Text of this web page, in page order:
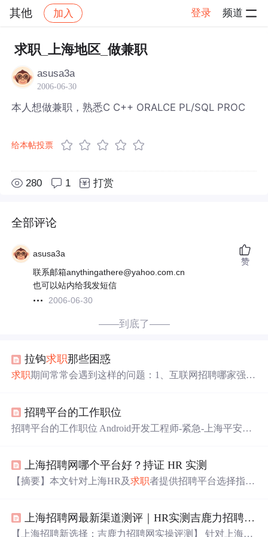
其他 加入 登录 频道
社区 其他 帖子详情
求职_上海地区_做兼职
asusa3a
2006-06-30
本人想做兼职，熟悉C C++ ORALCE PL/SQL PROC
给本帖投票
280 1 打赏
全部评论
asusa3a
联系邮箱anythingathere@yahoo.com.cn
也可以站内给我发短信
2006-06-30
赞
——到底了——
拉钩求职那些困惑
求职期间常常会遇到这样的问题：1、互联网招聘哪家强？
作靠谱不？ 5、和智联、51job、大街网相比，拉勾招聘怎
么样？
招聘平台的工作职位
招聘平台的工作职位 Android开发工程师-紧急-上海平安付
月薪8k-12k、享公寓宿舍、年底双薪、周末双休_上海盛阳
投资咨询有限公司人才招聘信息】 - 智联招聘【商务顾问
6k
上海招聘网哪个平台好？持证 HR 实测
【摘要】本文针对上海HR及求职者提供招聘平台选择指
高，BOSS直聘中介混杂，猎聘定位高端。吉鹿力凭借AI
精准匹配、免费发布岗位、双重审核等优势，特别适合中
上海招聘网最新渠道测评｜HR实测吉鹿力招聘网，低成本高效解决沪上企业招人难题
【上海招聘新选择：吉鹿力招聘网实操评测】 针对上海招